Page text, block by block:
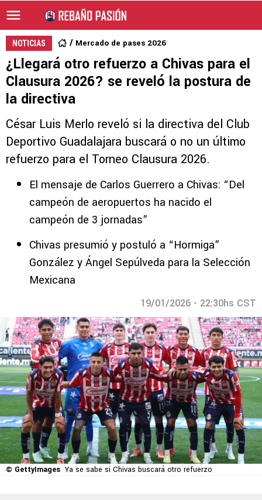
NOTICIAS Mercado de pases 2026
¿Llegará otro refuerzo a Chivas para el
Clausura 2026? se reveló la postura de
la directiva
César Luis Merlo reveló si la directiva del Club
Deportivo Guadalajara buscará o no un último
refuerzo para el Torneo Clausura 2026.
El mensaje de Carlos Guerrero a Chivas: “Del
campeón de aeropuertos ha nacido el
campeón de 3 jornadas”
Chivas presumió y postuló a “Hormiga”
González y Ángel Sepúlveda para la Selección
Mexicana
19/01/2026 - 22:30hs CST
© GettyImages Ya se sabe si Chivas buscará otro refuerzo